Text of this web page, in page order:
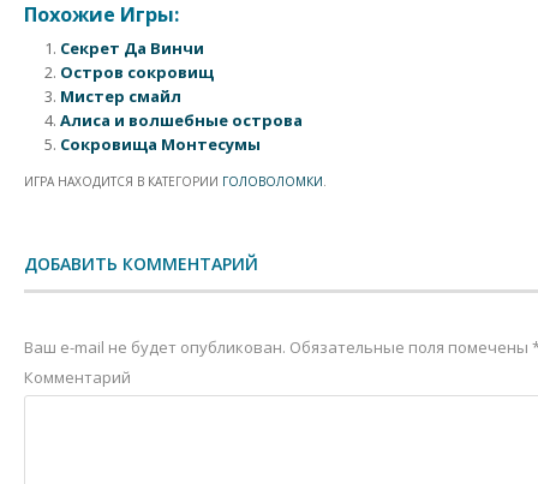
Похожие Игры:
Секрет Да Винчи
Остров сокровищ
Мистер смайл
Алиса и волшебные острова
Сокровища Монтесумы
ИГРА НАХОДИТСЯ В КАТЕГОРИИ ГОЛОВОЛОМКИ.
ДОБАВИТЬ КОММЕНТАРИЙ
Ваш e-mail не будет опубликован. Обязательные поля помечены
Комментарий